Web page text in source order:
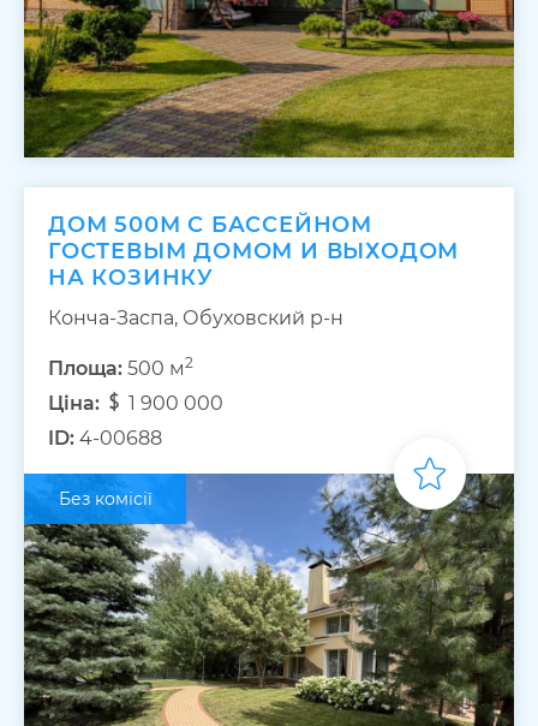
ДОМ 500М С БАССЕЙНОМ
ГОСТЕВЫМ ДОМОМ И ВЫХОДОМ
НА КОЗИНКУ
Конча-Заспа, Обуховский р-н
Площа: 500 м2
Ціна:
1 900 000
ID: 4-00688
Без комісії